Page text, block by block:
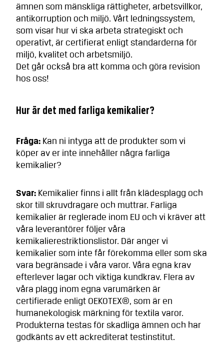
ämnen som mänskliga rättigheter, arbetsvillkor,
antikorruption och miljö. Vårt ledningssystem,
som visar hur vi ska arbeta strategiskt och
operativt, är certifierat enligt standarderna för
miljö, kvalitet och arbetsmiljö.
Det går också bra att komma och göra revision
hos oss!
Hur är det med farliga kemikalier?
Fråga: Kan ni intyga att de produkter som vi
köper av er inte innehåller några farliga
kemikalier?
Svar: Kemikalier finns i allt från klädesplagg och
skor till skruvdragare och muttrar. Farliga
kemikalier är reglerade inom EU och vi kräver att
våra leverantörer följer våra
kemikalierestriktionslistor. Där anger vi
kemikalier som inte får förekomma eller som ska
vara begränsade i våra varor. Våra egna krav
efterlever lagar och viktiga kundkrav. Flera av
våra plagg inom egna varumärken är
certifierade enligt OEKOTEX®, som är en
humanekologisk märkning för textila varor.
Produkterna testas för skadliga ämnen och har
godkänts av ett ackrediterat testinstitut.